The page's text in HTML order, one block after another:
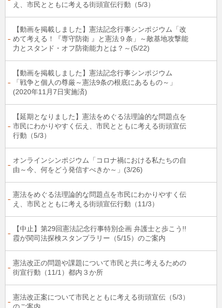
え、市民とともに考える街頭宣伝行動（5/3）
【動画を掲載しました】憲法記念行事シンポジウム「改
めて考える！『専守防衛 』と憲法９条」～敵基地攻撃能
力とスタンド・オフ防衛能力とは？～(5/22)
【動画を掲載しました】憲法記念行事シンポジウム
「戦争と個人の尊厳～憲法9条の根底にあるもの～」
(2020年11月7日実施済)
【延期となりました】憲法をめぐる法理論的な問題点を
市民にわかりやすく伝え、市民とともに考える街頭宣伝
行動（5/3）
オンラインシンポジウム「コロナ禍における私たちの自
由～今、何をどう発信すべきか～」(3/26)
憲法をめぐる法理論的な問題点を市民にわかりやすく伝
え、市民とともに考える街頭宣伝行動（11/3）
【中止】第29回憲法記念行事特別企画 弁護士と歩こう!!
霞が関司法探検スタンプラリー（5/15）のご案内
憲法改正の問題や課題について市民と共に考えるための
街宣行動（11/1）都内３か所
憲法改正案について市民とともに考える街頭宣伝（5/3）